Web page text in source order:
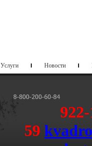
Услуги Новости
59